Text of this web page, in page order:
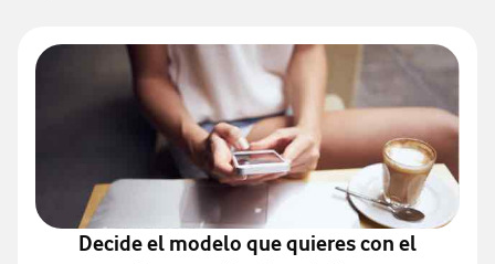
Decide el modelo que quieres con el